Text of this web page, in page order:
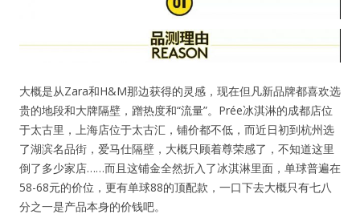
大概是从Zara和H&M那边获得的灵感，现在但凡新品牌都喜欢选
贵的地段和大牌隔壁，蹭热度和“流量”。Prée冰淇淋的成都店位
于太古里，上海店位于太古汇，铺价都不低，而近日初到杭州选
了湖滨名品街，爱马仕隔壁，大概只顾着尊荣感了，不知道这里
倒了多少家店……而且这铺金全然折入了冰淇淋里面，单球普遍在
58-68元的价位，更有单球88的顶配款，一口下去大概只有七八
分之一是产品本身的价钱吧。